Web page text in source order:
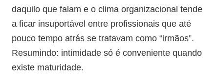
daquilo que falam e o clima organizacional tende
a ficar insuportável entre profissionais que até
pouco tempo atrás se tratavam como “irmãos”.
Resumindo: intimidade só é conveniente quando
existe maturidade.